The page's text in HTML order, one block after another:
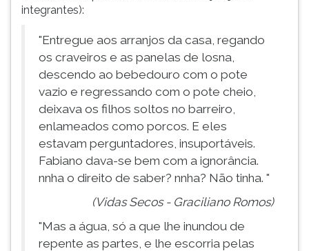
integrantes):
"Entregue aos arranjos da casa, regando
os craveiros e as panelas de losna,
descendo ao bebedouro com o pote
vazio e regressando com o pote cheio,
deixava os filhos soltos no barreiro,
enlameados como porcos. E eles
estavam perguntadores, insuportáveis.
Fabiano dava-se bem com a ignorância.
nnha o direito de saber? nnha? Não tinha. "
(Vidas Secos - Graciliano Romos)
"Mas a água, só a que lhe inundou de
repente as partes, e lhe escorria pelas